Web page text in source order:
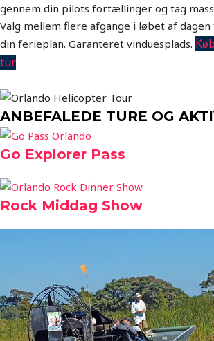
gennem din pilots fortællinger og tag
Valg mellem flere afgange i løbet af dagen
din ferieplan. Garanteret vinduesplads.
tur
ANBEFALEDE TURE OG
Go Explorer Pass
Rock Middag Show